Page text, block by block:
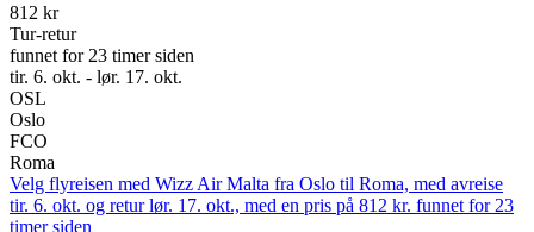
812 kr
Tur-retur
funnet for 23 timer siden
tir. 6. okt. - lør. 17. okt.
OSL
Oslo
FCO
Roma
Velg flyreisen med Wizz Air Malta fra Oslo til Roma, med avreise
tir. 6. okt. og retur lør. 17. okt., med en pris på 812 kr. funnet for 23
timer siden